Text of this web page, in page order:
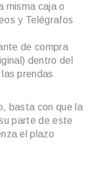
misma caja o
y Telégrafos
de compra
dentro del
prendas
basta con que la
parte de este
el plazo